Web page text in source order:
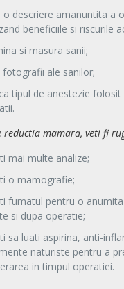
o descriere amanuntita a
beneficiile si riscurile
si masura sanii;
fotografii ale sanilor;
tipul de anestezie
reductia mamara, veti fi
mai multe analize;
o mamografie;
fumatul pentru o
si dupa operatie;
sa luati aspirina, anti-
naturiste pentru a
in timpul operatiei.